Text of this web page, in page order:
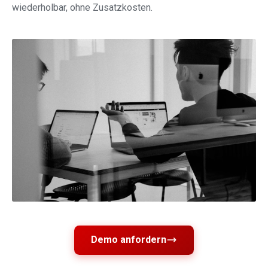
wiederholbar, ohne Zusatzkosten.
Demo anfordern